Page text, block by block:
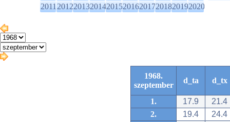
2011201220132014201520162017201820192020
1968.
szeptember
d_ta d_tx
1. 17.9
21.4
2.
19.4
24.4